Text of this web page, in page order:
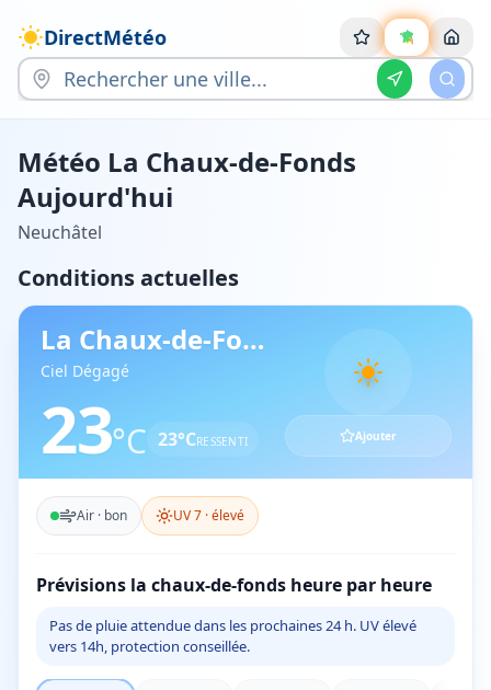
DirectMétéo
Météo La Chaux-de-Fonds
Aujourd'hui
Neuchâtel
Conditions actuelles
La Chaux-de-Fonds
Ciel Dégagé
23°C 23°CRESSENTI Ajouter
Air · bon UV7 ·élevé
Prévisions la chaux-de-fonds heure par heure
Pas de pluie attendue dans les prochaines 24 h. UV élevé
vers 14h, protection conseillée.